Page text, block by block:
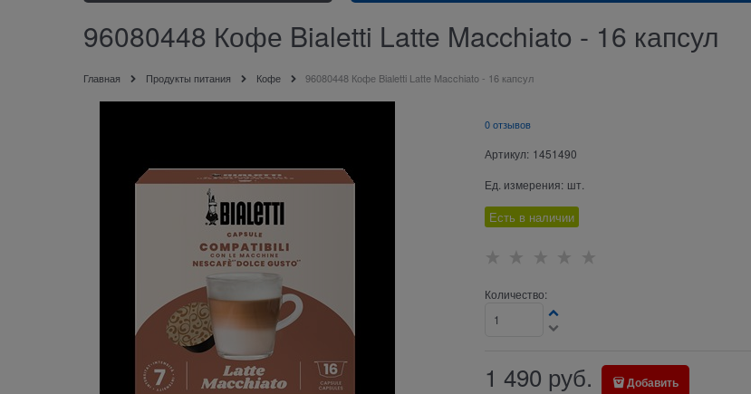
96080448 Кофе Bialetti Latte Macchiato - 16 капсул
Главная Продукты питания Кофе 96080448 Кофе Bialetti Latte Macchiato - 16 капсул
0 отзывов
Артикул: 1451490
Ед. измерения: шт.
Есть в наличии
Количество:
1 490 руб. Добавить